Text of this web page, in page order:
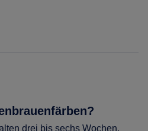
drei bis sechs Wochen.